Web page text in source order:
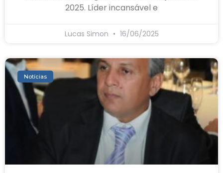
2025. Líder incansável e
Lucas Simon 16/06/2025
Notícias